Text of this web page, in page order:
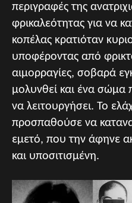
περιγραφές της
φρικαλεότητας για να
κοπέλας κρατιόταν
υποφέροντας από
αιμορραγίες, σοβαρά
μολυνθεί και ένα
να λειτουργήσει. Το
προσπαθούσε να
εμετό, που την άφηνε
και υποσιτισμένη.